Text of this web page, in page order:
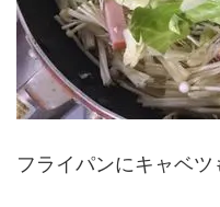
フライパンにキャベツ